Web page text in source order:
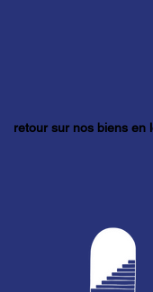
retour sur nos biens en